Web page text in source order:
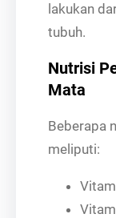
lakukan
tubuh.
Nutrisi
Mata
Beberapa
meliputi: